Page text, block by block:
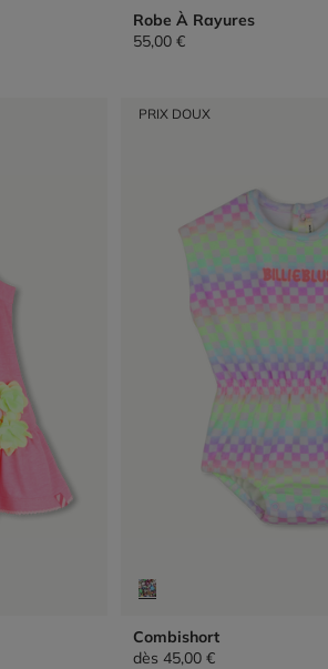
Robe À Rayures
55,00 €
PRIX DOUX
Combishort
dès 45,00 €